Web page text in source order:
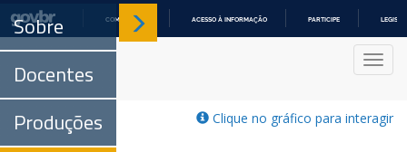
COMUNICA BR ACESSO À INFORMAÇÃO PARTICIPE
Sobre
Docentes
Produções
Clique no gráfico para interagir